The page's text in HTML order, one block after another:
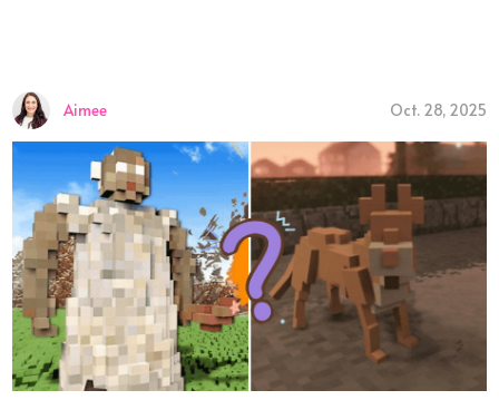
Aimee Oct. 28, 2025